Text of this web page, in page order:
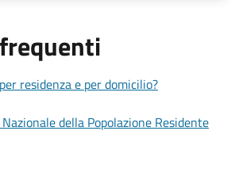
residenza e per domicilio?
Nazionale della Popolazione Residente